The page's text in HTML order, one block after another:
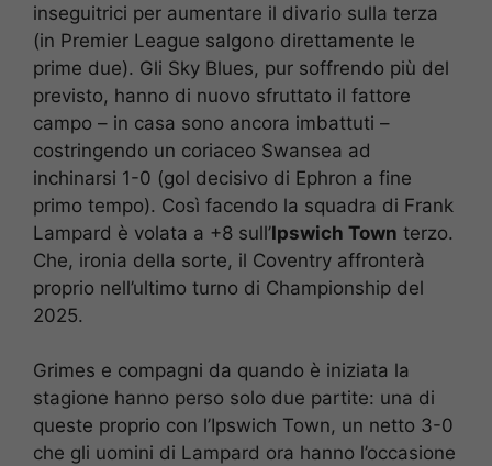
inseguitrici per aumentare il divario sulla terza
(in Premier League salgono direttamente le
prime due). Gli Sky Blues, pur soffrendo più del
previsto, hanno di nuovo sfruttato il fattore
campo – in casa sono ancora imbattuti –
costringendo un coriaceo Swansea ad
inchinarsi 1-0 (gol decisivo di Ephron a fine
primo tempo). Così facendo la squadra di Frank
Lampard è volata a +8 sull’Ipswich Town terzo.
Che, ironia della sorte, il Coventry affronterà
proprio nell’ultimo turno di Championship del
2025.
Grimes e compagni da quando è iniziata la
stagione hanno perso solo due partite: una di
queste proprio con l’Ipswich Town, un netto 3-0
che gli uomini di Lampard ora hanno l’occasione